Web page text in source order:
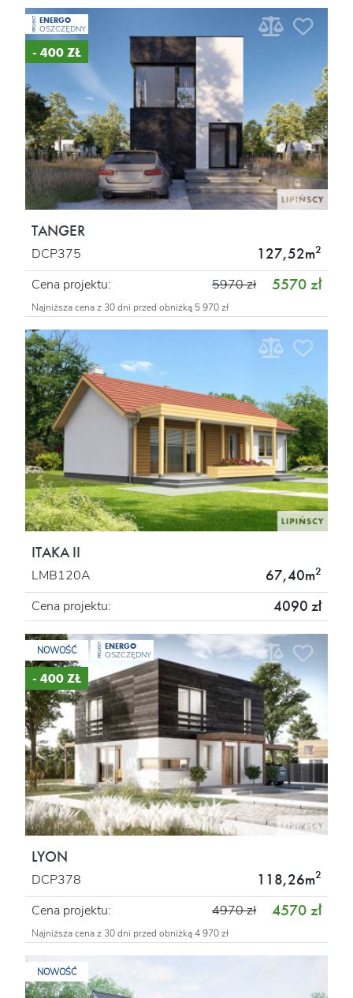
PROJEKT ENERGO
OSZCZĘDNY
- 400 ZŁ
TANGER
DCP375 127,52m2
Cena projektu: 5570 zł
5970 zł
Najniższa cena z 30 dni przed obniżką 5 970 zł
ITAKA II
LMB120A 67,40m2
Cena projektu: 4090 zł
NOWOŚĆ PROJEKT ENERGO
OSZCZĘDNY
- 400 ZŁ
LYON
DCP378 118,26m2
Cena projektu: 4570 zł
4970 zł
Najniższa cena z 30 dni przed obniżką 4 970 zł
NOWOŚĆ